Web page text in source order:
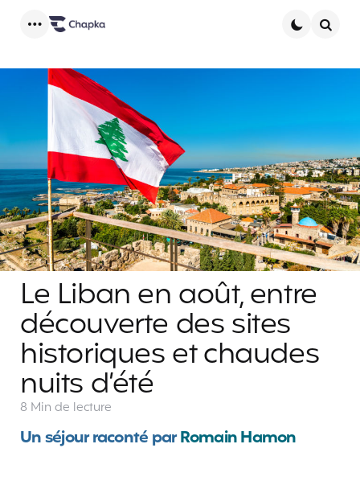
Le Liban en août, entre
découverte des sites
historiques et chaudes
nuits d’été
8 Min de lecture
Un séjour raconté parRomain Hamon